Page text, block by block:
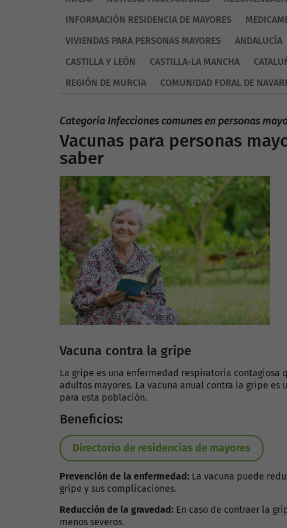
INFORMACIÓN RESIDENCIA DE MAYORES
VIVIENDAS PARA PERSONAS MAYORES
ANDALUCÍA
CASTILLA Y LEÓN
CASTILLA-LA MANCHA
REGIÓN DE MURCIA
COMUNIDAD FORAL DE
Categoría Infecciones comunes en personas
Vacunas para personas
saber
Vacuna contra la gripe
La gripe es una enfermedad respiratoria
adultos mayores. La vacuna anual contra la gripe
para esta población.
Beneficios:
Directorio de residencias de mayores
Prevención de la enfermedad: La vacuna puede
gripe y sus complicaciones.
Reducción de la gravedad: En caso de contraer la
menos severos.